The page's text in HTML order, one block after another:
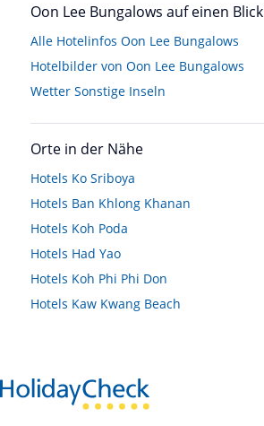
Oon Lee Bungalows auf einen Blick
Alle Hotelinfos Oon Lee Bungalows
Hotelbilder von Oon Lee Bungalows
Wetter Sonstige Inseln
Orte in der Nähe
Hotels Ko Sriboya
Hotels Ban Khlong Khanan
Hotels Koh Poda
Hotels Had Yao
Hotels Koh Phi Phi Don
Hotels Kaw Kwang Beach